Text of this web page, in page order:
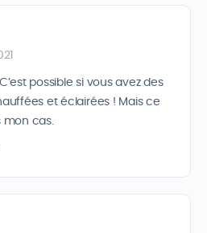
possible si vous avez des
et éclairées ! Mais ce
mon cas.